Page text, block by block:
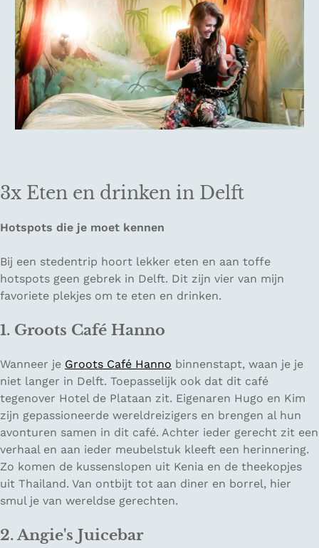
3x Eten en drinken in Delft
Hotspots die je moet kennen
Bij een stedentrip hoort lekker eten en aan toffe
hotspots geen gebrek in Delft. Dit zijn vier van mijn
favoriete plekjes om te eten en drinken.
1. Groots Café Hanno
Wanneer je Groots Café Hanno binnenstapt, waan je je
niet langer in Delft. Toepasselijk ook dat dit café
tegenover Hotel de Plataan zit. Eigenaren Hugo en Kim
zijn gepassioneerde wereldreizigers en brengen al hun
avonturen samen in dit café. Achter ieder gerecht zit een
verhaal en aan ieder meubelstuk kleeft een herinnering.
Zo komen de kussenslopen uit Kenia en de theekopjes
uit Thailand. Van ontbijt tot aan diner en borrel, hier
smul je van wereldse gerechten.
2. Angie's Juicebar